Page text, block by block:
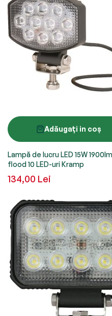
Adăugați in coș
Lampă de lucru LED 15W
flood 10 LED-uri Kramp
134,00 Lei